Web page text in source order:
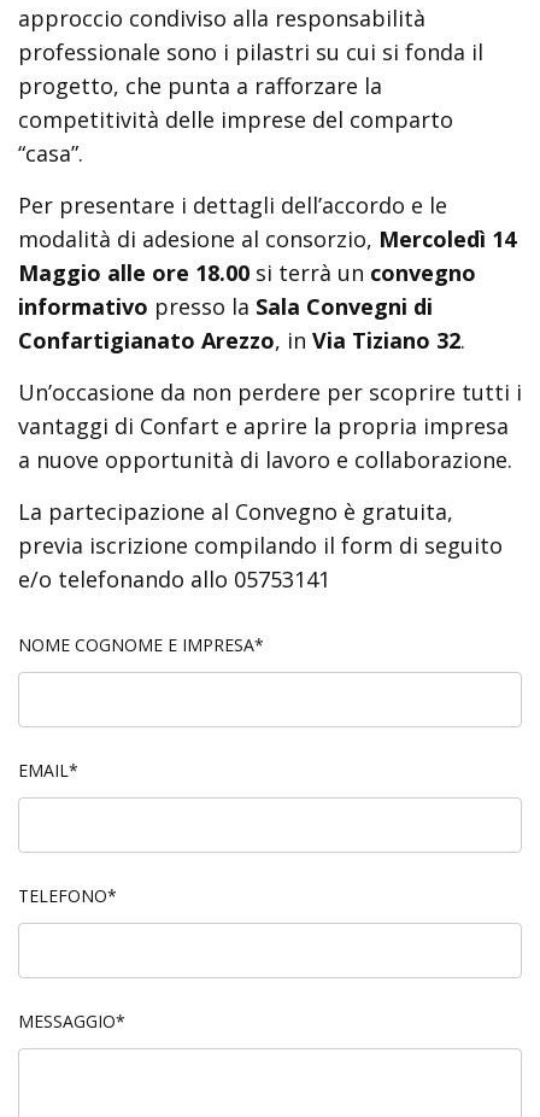
approccio condiviso alla responsabilità
professionale sono i pilastri su cui si fonda il
progetto, che punta a rafforzare la
competitività delle imprese del comparto
“casa”.
Per presentare i dettagli dell’accordo e le
modalità di adesione al consorzio, Mercoledì 14
Maggio alle ore 18.00 si terrà un convegno
informativo presso la Sala Convegni di
Confartigianato Arezzo, in Via Tiziano 32.
Un’occasione da non perdere per scoprire tutti i
vantaggi di Confart e aprire la propria impresa
a nuove opportunità di lavoro e collaborazione.
La partecipazione al Convegno è gratuita,
previa iscrizione compilando il form di seguito
e/o telefonando allo 05753141
NOME COGNOME E IMPRESA*
EMAIL*
TELEFONO*
MESSAGGIO*